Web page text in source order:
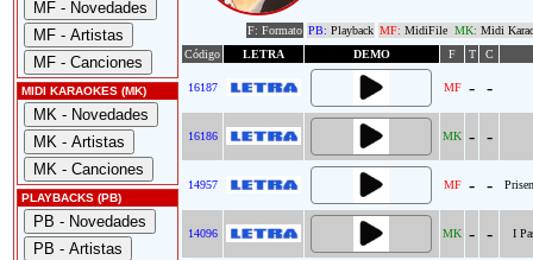
MIDI KARAOKES (MK)
PLAYBACKS (PB)
F: Formato PB: Playback MF: MidiFile MK: Midi
Código
LETRA DEMO F T C
16187 MF - -
16186 MK - -
14957 MF - -
14096 MK - - I